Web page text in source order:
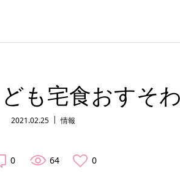
も宅食おすそ
2021.02.25 情報
0 64 0